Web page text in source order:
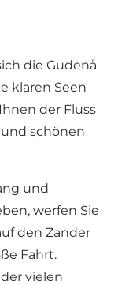
die Gudenå
klaren Seen
der Fluss
schönen
und
werfen Sie
den Zander
Fahrt.
vielen